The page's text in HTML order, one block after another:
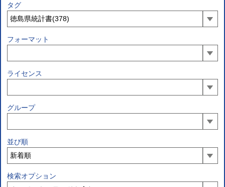
タグ
フォーマット
ライセンス
グループ
並び順
検索オプション